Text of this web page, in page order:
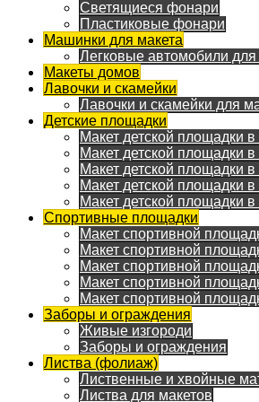
Светящиеся фонари
Пластиковые фонари
Машинки для макета
Легковые автомобили для
Макеты домов
Лавочки и скамейки
Лавочки и скамейки для
Детские площадки
Макет детской площадки
Макет детской площадки
Макет детской площадки
Макет детской площадки
Макет детской площадки
Спортивные площадки
Макет спортивной
Макет спортивной
Макет спортивной
Макет спортивной
Макет спортивной
Заборы и ограждения
Живые изгороди
Заборы и ограждения
Листва (фолиаж)
Лиственные и хвойные
Листва для макетов